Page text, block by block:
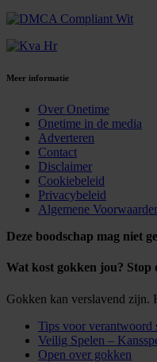
Meer informatie
Over Onetime
Onetime in de media
Adverteren
Contact
Disclaimer
Cookiebeleid
Privacybeleid
Algemene
Deze boodschap mag niet
Wat kost gokken jou? Stop
Gokken kan verslavend zijn.
Tips voor verantwoord
Veilig Spelen –
Open over gokken